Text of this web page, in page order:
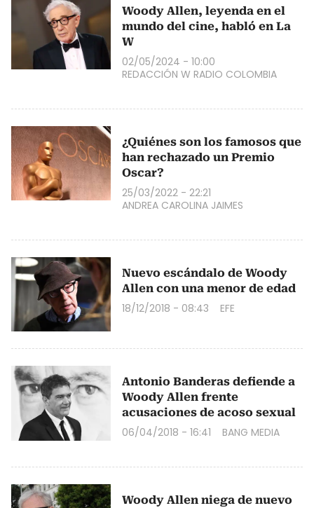
Woody Allen, leyenda en el
mundo del cine, habló en La
W
02/05/2024 - 10:00
REDACCIÓN W RADIO COLOMBIA
¿Quiénes son los famosos que
han rechazado un Premio
Oscar?
25/03/2022 - 22:21
ANDREA CAROLINA JAIMES
Nuevo escándalo de Woody
Allen con una menor de edad
18/12/2018 - 08:43 EFE
Antonio Banderas defiende a
Woody Allen frente
acusaciones de acoso sexual
06/04/2018 - 16:41 BANG MEDIA
Woody Allen niega de nuevo